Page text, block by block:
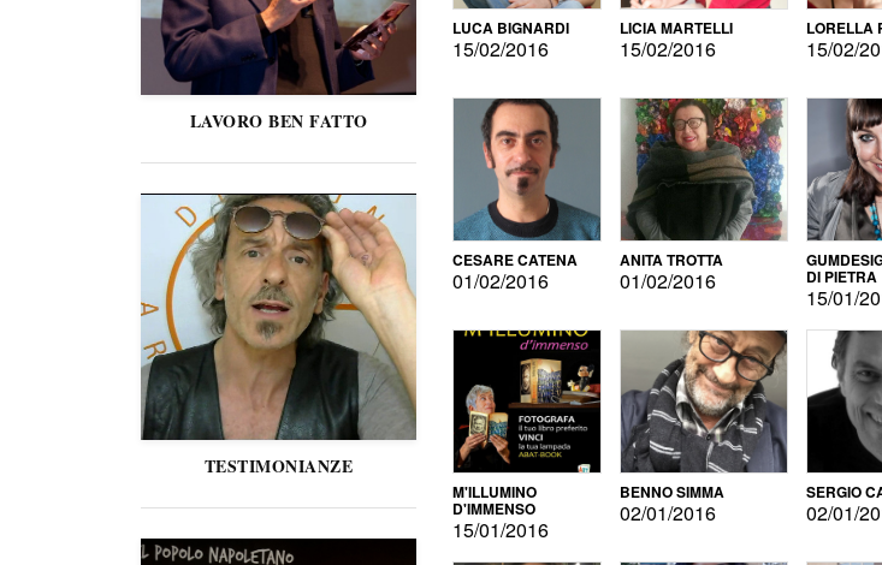
LAVORO BEN FATTO
TESTIMONIANZE
LUCA BIGNARDI
15/02/2016
LICIA MARTELLI
15/02/2016
LORELLA
15/02/
CESARE CATENA
01/02/2016
ANITA TROTTA
01/02/2016 DI PIETRA
15/01/
M'ILLUMINO
D'IMMENSO
15/01/2016
BENNO SIMMA
02/01/2016
SERGIO
02/01/